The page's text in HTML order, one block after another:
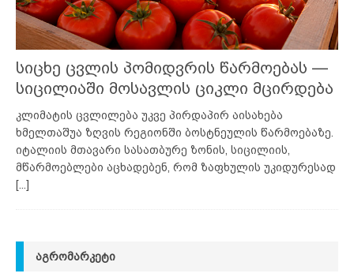
სიცხე ცვლის პომიდვრის წარმოებას —
სიცილიაში მოსავლის ციკლი მცირდება
კლიმატის ცვლილება უკვე პირდაპირ აისახება
ხმელთაშუა ზღვის რეგიონში ბოსტნეულის წარმოებაზე.
იტალიის მთავარი სასათბურე ზონის, სიცილიის,
მწარმოებლები აცხადებენ, რომ ზაფხულის უკიდურესად
[...]
ᲐᲒᲠᲝᲛᲐᲠᲙᲔᲢᲘ